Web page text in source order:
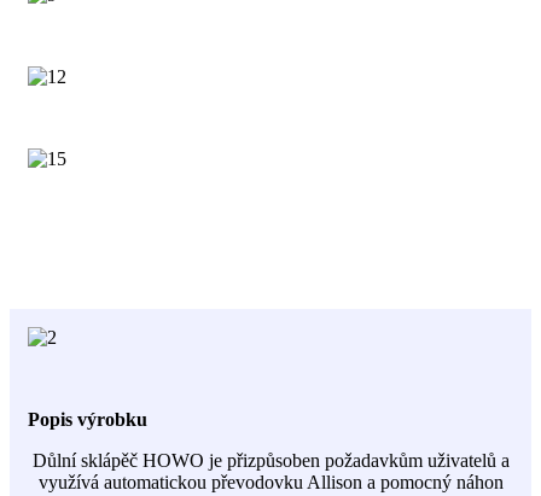
Popis výrobku
Důlní sklápěč HOWO je přizpůsoben požadavkům uživatelů a
využívá automatickou převodovku Allison a pomocný náhon